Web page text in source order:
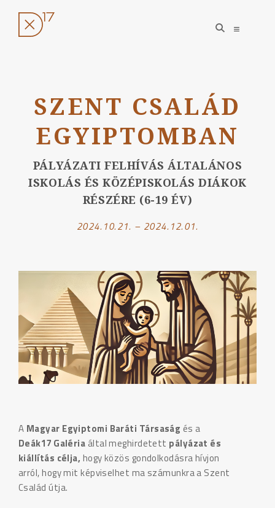
tartalomhoz
open
search
open
SZENT CSALÁD
EGYIPTOMBAN
PÁLYÁZATI FELHÍVÁS ÁLTALÁNOS
ISKOLÁS ÉS KÖZÉPISKOLÁS DIÁKOK
RÉSZÉRE (6-19 ÉV)
2024.10.21. – 2024.12.01.
A Magyar Egyiptomi Baráti Társaság és a
Deák17 Galéria által meghirdetett pályázat és
kiállítás célja, hogy közös gondolkodásra hívjon
arról, hogy mit képviselhet ma számunkra a Szent
Család útja.